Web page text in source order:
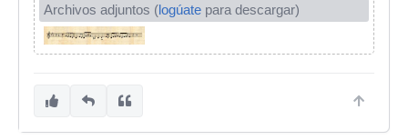
Archivos adjuntos (logúate para descargar)